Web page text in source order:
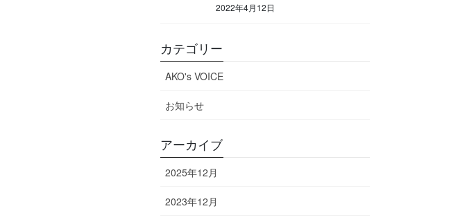
2022年4月12日
カテゴリー
AKO's VOICE
お知らせ
アーカイブ
2025年12月
2023年12月